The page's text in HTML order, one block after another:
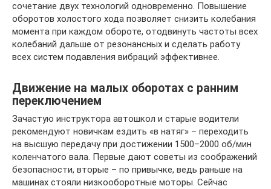
сочетание двух технологий одновременно. Повышение
оборотов холостого хода позволяет снизить колебания
момента при каждом обороте, отодвинуть частоты всех
колебаний дальше от резонансных и сделать работу
всех систем подавления вибраций эффективнее.
Движение на малых оборотах с ранним
переключением
Зачастую инструктора автошкол и старые водители
рекомендуют новичкам ездить «в натяг» – переходить
на высшую передачу при достижении 1500–2000 об/мин
коленчатого вала. Первые дают советы из соображений
безопасности, вторые – по привычке, ведь раньше на
машинах стояли низкооборотные моторы. Сейчас